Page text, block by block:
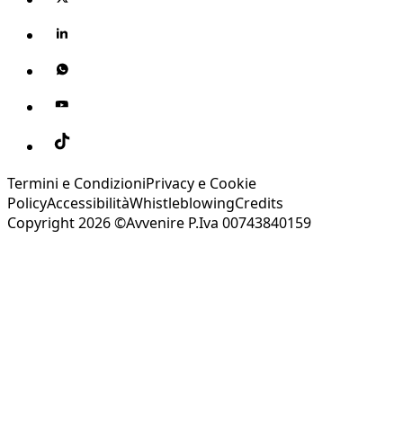
Termini e CondizioniPrivacy e Cookie
PolicyAccessibilitàWhistleblowingCredits
Copyright 2026 ©Avvenire P.Iva 00743840159